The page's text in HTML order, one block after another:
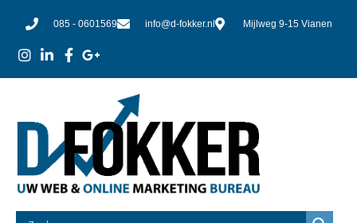
085 - 0601569 info@d-fokker.nl Mijlweg 9-15 Vianen